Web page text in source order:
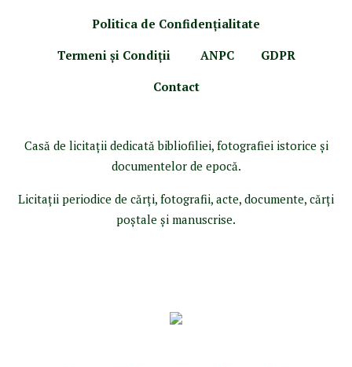
Politica de Confidenţialitate
Termeni şi Condiţii
ANPC
GDPR
Contact
Casă de licitaţii dedicată bibliofiliei, fotografiei istorice şi
documentelor de epocă.
Licitaţii periodice de cărţi, fotografii, acte, documente, cărţi
poştale şi manuscrise.